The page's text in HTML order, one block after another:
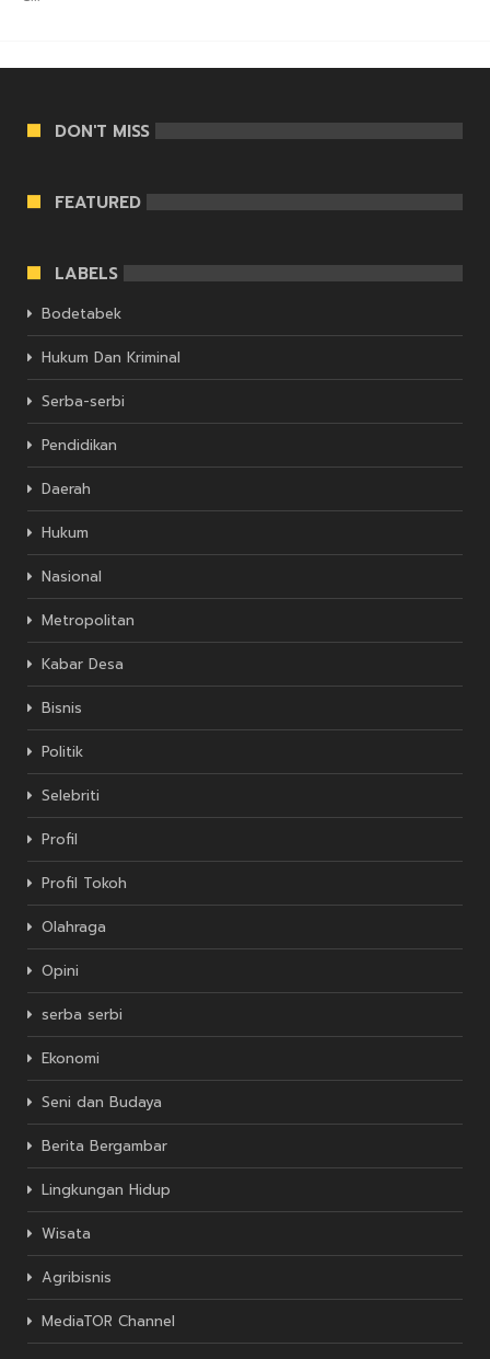
DON'T MISS
FEATURED
LABELS
Bodetabek
Hukum Dan Kriminal
Serba-serbi
Pendidikan
Daerah
Hukum
Nasional
Metropolitan
Kabar Desa
Bisnis
Politik
Selebriti
Profil
Profil Tokoh
Olahraga
Opini
serba serbi
Ekonomi
Seni dan Budaya
Berita Bergambar
Lingkungan Hidup
Wisata
Agribisnis
MediaTOR Channel